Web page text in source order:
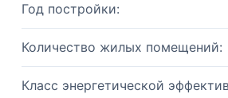
Год постройки:
Количество жилых помещений:
Класс энергетической